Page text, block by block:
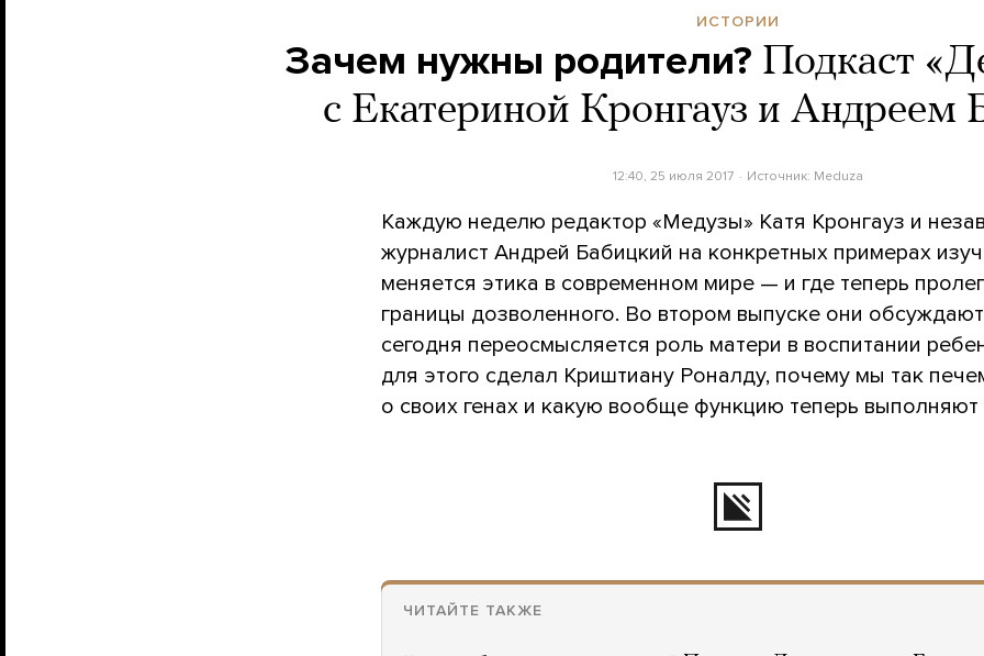
ИСТОРИИ
Зачем нужны родители? Подкаст
с Екатериной Кронгауз и Андреем
12:40, 25 июля 2017 Источник: Meduza
Каждую неделю редактор «Медузы» Катя Кронгауз и
журналист Андрей Бабицкий на конкретных примерах
меняется этика в современном мире — и где теперь
границы дозволенного. Во втором выпуске они
сегодня переосмысляется роль матери в воспитании
для этого сделал Криштиану Роналду, почему мы так
о своих генах и какую вообще функцию теперь выполняют
ЧИТАЙТЕ ТАКЖЕ